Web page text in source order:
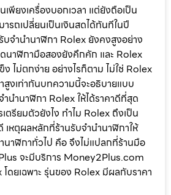
เพียงเครื่องบอกเวลา แต่ยังถือเป็น
รถเปลี่ยนเป็นเงินสดได้ทันทีในปี
จำนำนาฬิกา Rolex ยังคงสูงอย่าง
นาฬิกามือสองยังคึกคัก และ Rolex
ไม่ตกง่าย อย่างไรก็ตาม ไม่ใช่ Rolex
สูงเท่ากันบทความนี้จะอธิบายแบบ
ำนำนาฬิกา Rolex ให้ได้ราคาดีที่สุด
เตรียมตัวยังไง ทำไม Rolex ถึงเป็น
เหตุผลหลักที่ร้านรับจำนำนาฬิกาให้
าฬิกาทั่วไป คือ จึงไม่แปลกที่ร้านมือ
จะมีบริการ Money2Plus.com
ดยเฉพาะ รุ่นของ Rolex มีผลกับราคา